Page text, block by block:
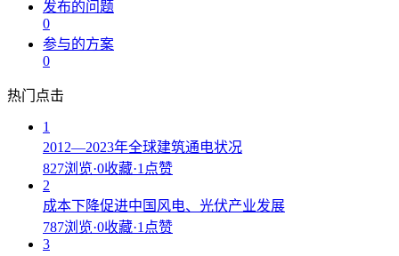
发布的问题
0
参与的方案
0
热门点击
1
2012—2023年全球建筑通电状况
827浏览·0收藏·1点赞
2
成本下降促进中国风电、光伏产业发展
787浏览·0收藏·1点赞
3